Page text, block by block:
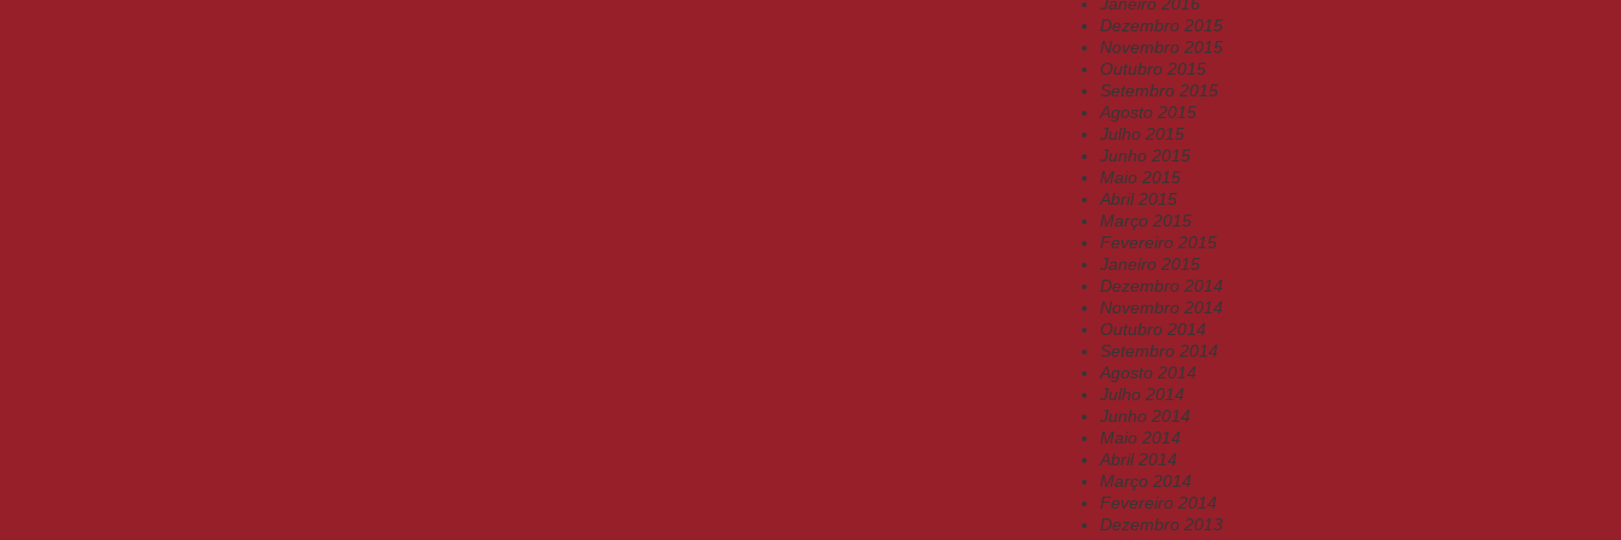
Dezembro 2015
Novembro 2015
Outubro 2015
Setembro 2015
Agosto 2015
Julho 2015
Junho 2015
Maio 2015
Abril 2015
Março 2015
Fevereiro 2015
Janeiro 2015
Dezembro 2014
Novembro 2014
Outubro 2014
Setembro 2014
Agosto 2014
Julho 2014
Junho 2014
Maio 2014
Abril 2014
Março 2014
Fevereiro 2014
Dezembro 2013